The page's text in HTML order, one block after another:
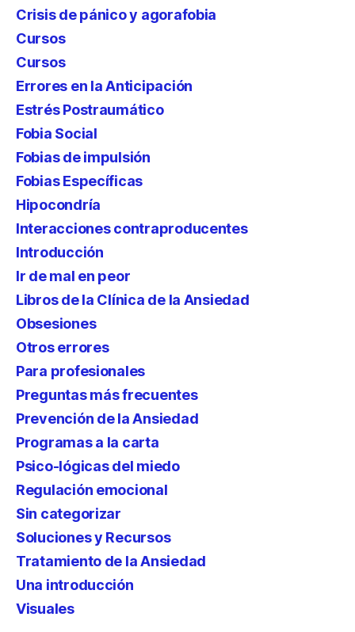
Crisis de pánico y agorafobia
Cursos
Cursos
Errores en la Anticipación
Estrés Postraumático
Fobia Social
Fobias de impulsión
Fobias Específicas
Hipocondría
Interacciones contraproducentes
Introducción
Ir de mal en peor
Libros de la Clínica de la Ansiedad
Obsesiones
Otros errores
Para profesionales
Preguntas más frecuentes
Prevención de la Ansiedad
Programas a la carta
Psico-lógicas del miedo
Regulación emocional
Sin categorizar
Soluciones y Recursos
Tratamiento de la Ansiedad
Una introducción
Visuales